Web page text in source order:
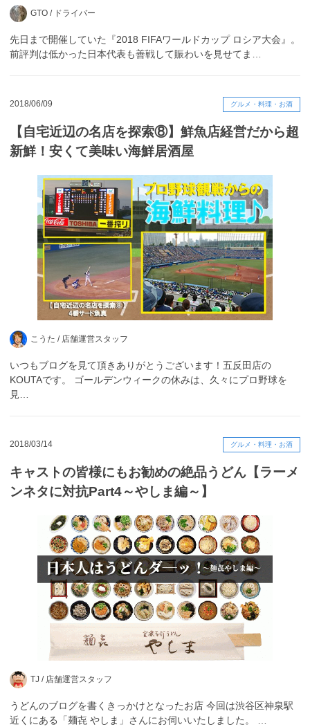
GTO / ドライバー
先日まで開催していた『2018 FIFAワールドカップ ロシア大会』。
前評判は低かった日本代表も善戦して賑わいを見せてま…
2018/06/09 グルメ・料理・お酒
【自宅近辺の名店を探索⑧】鮮魚店経営だから超
新鮮！安くて美味い海鮮居酒屋
こうた / 店舗運営スタッフ
いつもブログを見て頂きありがとうございます！五反田店の
KOUTAです。 ゴールデンウィークの休みは、久々にプロ野球を
見…
2018/03/14 グルメ・料理・お酒
キャストの皆様にもお勧めの絶品うどん【ラーメ
ンネタに対抗Part4～やしま編～】
TJ / 店舗運営スタッフ
うどんのブログを書くきっかけとなったお店 今回は渋谷区神泉駅
近くにある「麺㐂 やしま」さんにお伺いいたしました。 …